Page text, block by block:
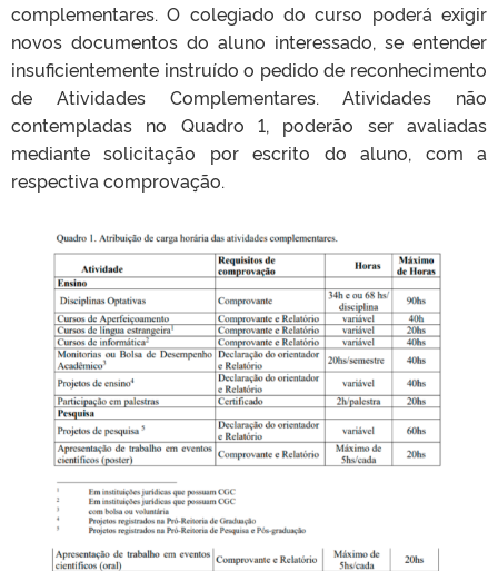
complementares. O colegiado do curso poderá exigir
novos documentos do aluno interessado, se entender
insuficientemente instruído o pedido de reconhecimento
de Atividades Complementares. Atividades não
contempladas no Quadro 1, poderão ser avaliadas
mediante solicitação por escrito do aluno, com a
respectiva comprovação.